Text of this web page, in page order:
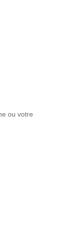
ou votre